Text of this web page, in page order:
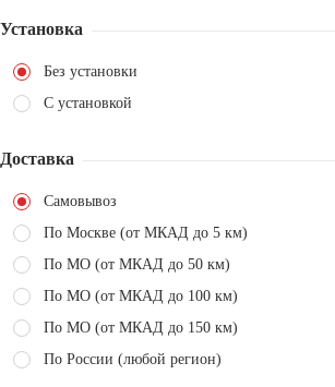
Установка
Без установки
С установкой
Доставка
Самовывоз
По Москве (от МКАД до 5 км)
По МО (от МКАД до 50 км)
По МО (от МКАД до 100 км)
По МО (от МКАД до 150 км)
По России (любой регион)